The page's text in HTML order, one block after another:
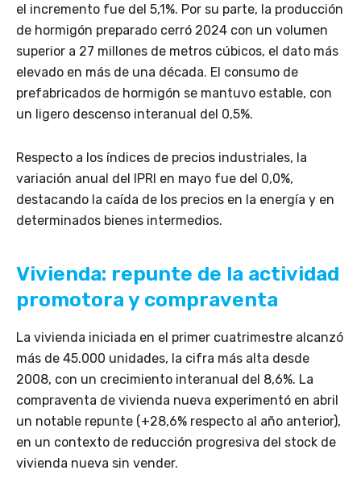
el incremento fue del 5,1%. Por su parte, la producción
de hormigón preparado cerró 2024 con un volumen
superior a 27 millones de metros cúbicos, el dato más
elevado en más de una década. El consumo de
prefabricados de hormigón se mantuvo estable, con
un ligero descenso interanual del 0,5%.
Respecto a los índices de precios industriales, la
variación anual del IPRI en mayo fue del 0,0%,
destacando la caída de los precios en la energía y en
determinados bienes intermedios.
Vivienda: repunte de la actividad
promotora y compraventa
La vivienda iniciada en el primer cuatrimestre alcanzó
más de 45.000 unidades, la cifra más alta desde
2008, con un crecimiento interanual del 8,6%. La
compraventa de vivienda nueva experimentó en abril
un notable repunte (+28,6% respecto al año anterior),
en un contexto de reducción progresiva del stock de
vivienda nueva sin vender.